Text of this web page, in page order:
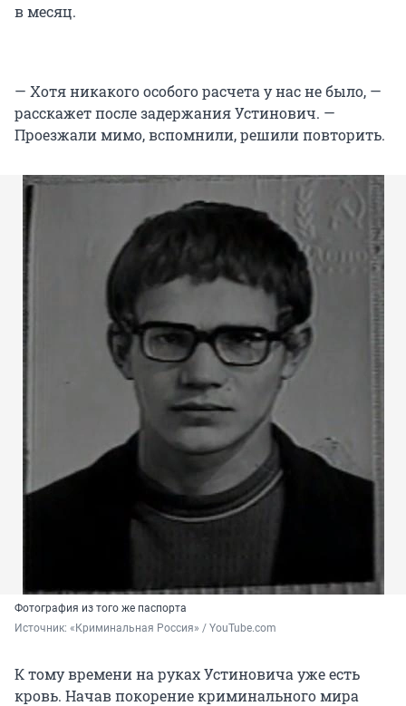
в месяц.
— Хотя никакого особого расчета у нас не было, —
расскажет после задержания Устинович. —
Проезжали мимо, вспомнили, решили повторить.
Фотография из того же паспорта
Источник: «Криминальная Россия» / YouTube.com
К тому времени на руках Устиновича уже есть
кровь. Начав покорение криминального мира